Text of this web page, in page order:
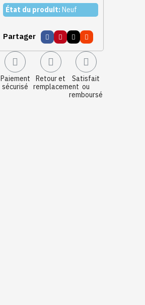
État du produit: Neuf
Partager
Paiement
sécurisé
Retour et
remplacement
Satisfait
ou
remboursé